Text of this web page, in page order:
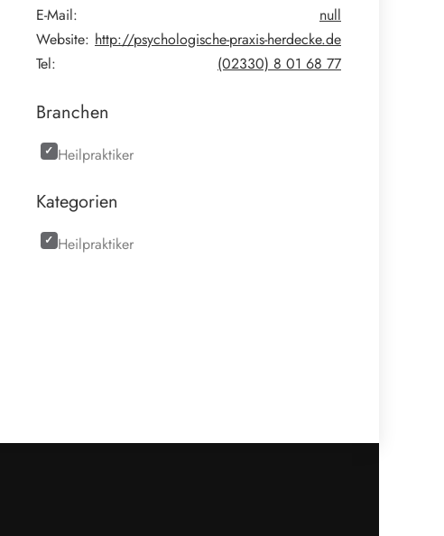
E-Mail:
null
Website: http://psychologische-praxis-herdecke.de
Tel:
(02330) 8 01 68 77
Branchen
Heilpraktiker
Kategorien
Heilpraktiker